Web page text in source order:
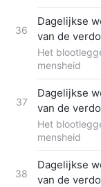
36
Dagelijkse
van de
Fragment
Het
mensheid
37
Dagelijkse
van de
Fragment
Het
mensheid
38
Dagelijkse
van de